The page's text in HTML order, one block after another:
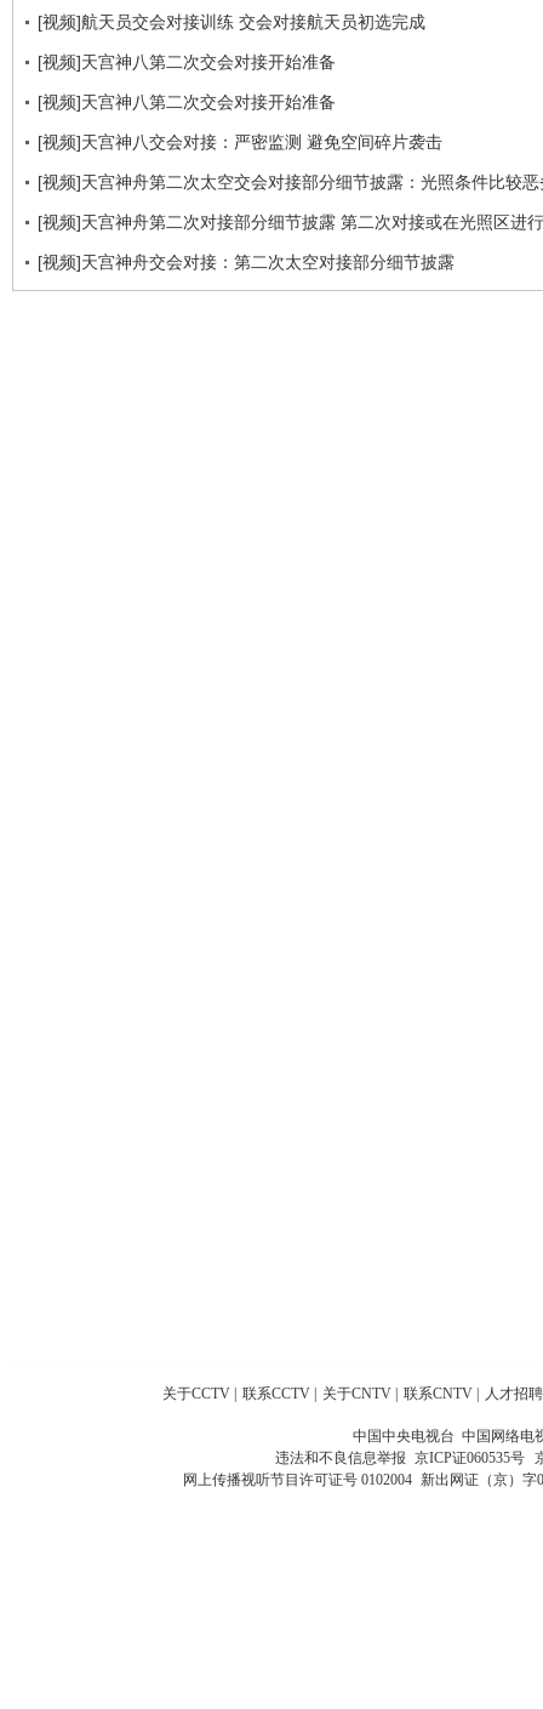
[视频]航天员交会对接训练 交会对接航天员初选完成
[视频]天宫神八第二次交会对接开始准备
[视频]天宫神八第二次交会对接开始准备
[视频]天宫神八交会对接：严密监测 避免空间碎片袭击
[视频]天宫神舟第二次太空交会对接部分细节披露：光照条件比较
[视频]天宫神舟第二次对接部分细节披露 第二次对接或在光照区进行
[视频]天宫神舟交会对接：第二次太空对接部分细节披露
关于CCTV 联系CCTV 关于CNTV 联系CNTV 人才招聘
中国中央电视台 中国网络电
违法和不良信息举报 京ICP证060535号
网上传播视听节目许可证号 0102004 新出网证（京）